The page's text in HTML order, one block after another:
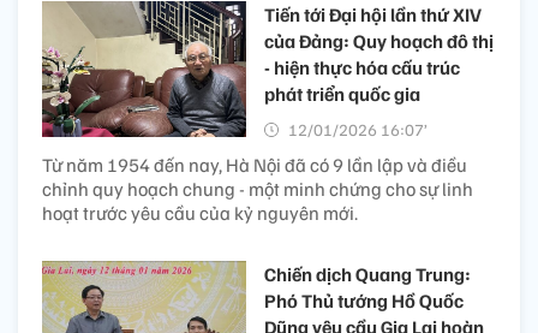
Tiến tới Đại hội lần thứ XIV
của Đảng: Quy hoạch đô thị
- hiện thực hóa cấu trúc
phát triển quốc gia
12/01/2026 16:07’
Từ năm 1954 đến nay, Hà Nội đã có 9 lần lập và điều
chỉnh quy hoạch chung - một minh chứng cho sự linh
hoạt trước yêu cầu của kỷ nguyên mới.
Chiến dịch Quang Trung:
Phó Thủ tướng Hồ Quốc
Dũng yêu cầu Gia Lai hoàn